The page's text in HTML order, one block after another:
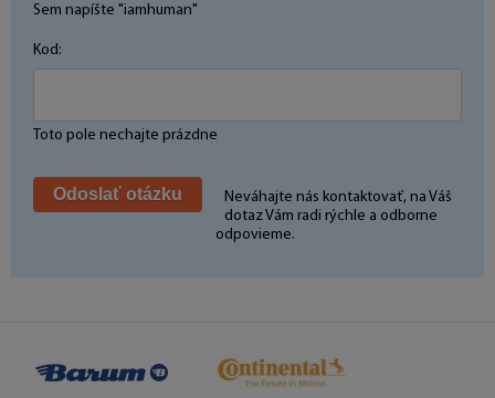
Sem napíšte "iamhuman"
Kod:
Toto pole nechajte prázdne
Neváhajte nás kontaktovať, na Váš
dotaz Vám radi rýchle a odborne
odpovieme.